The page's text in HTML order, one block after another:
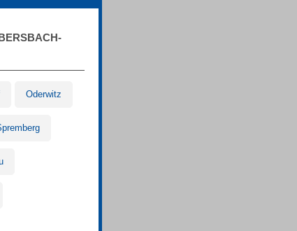
Oderwitz